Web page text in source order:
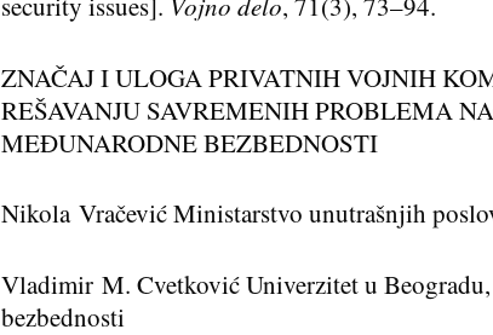
ZNAČAJ I ULOGA PRIVATNIH VOJNIH
REŠAVANJU SAVREMENIH PROBLEMA
MEĐUNARODNE BEZBEDNOSTI
Nikola Vračević Ministarstvo unutrašnjih
Vladimir M. Cvetković Univerzitet u
bezbednosti